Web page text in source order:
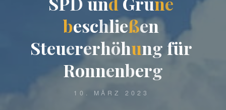
beschließen
Steuererhöhungfür
Ronnenberg
10. MÄRZ 2023